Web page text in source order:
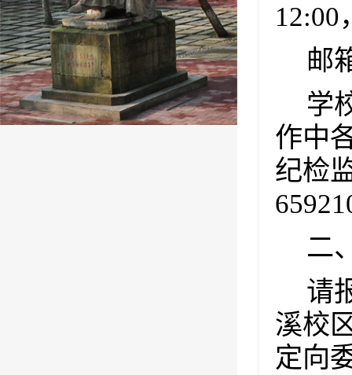
12:00
邮
学
作中
纪检
二
请
溪校
定向